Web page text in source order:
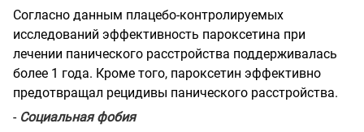
Согласно данным плацебо-контролируемых
исследований эффективность пароксетина при
лечении панического расстройства поддерживалась
более 1 года. Кроме того, пароксетин эффективно
предотвращал рецидивы панического расстройства.
- Социальная фобия